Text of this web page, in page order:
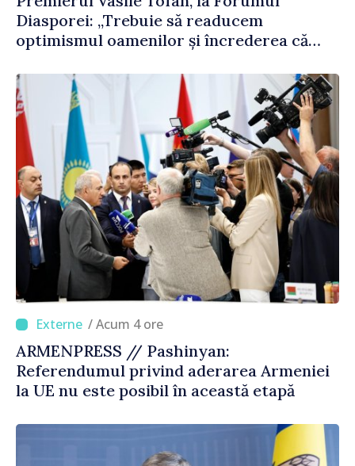
Diasporei: „Trebuie să readucem
optimismul oamenilor și încrederea că
corectă”
/ Acum 4 ore
ARMENPRESS // Pashinyan:
Referendumul privind aderarea Armeniei
la UE nu este posibil în această etapă